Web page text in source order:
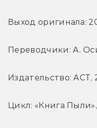
Выход оригинала:
Переводчики: А.
Издательство: АСТ,
Цикл: «Книга Пыли»,